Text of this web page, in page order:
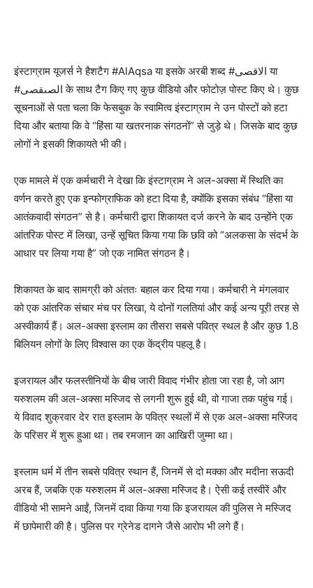
इंस्टाग्राम यूजर्स ने हैशटैग #AlAqsa या इसके अरबी शब्द #الاقصى या
#الصىقصى के साथ टैग किए गए कुछ वीडियो और फोटोज़ पोस्ट किए थे। कुछ
सूचनाओं से पता चला कि फेसबुक के स्वामित्व इंस्टाग्राम ने उन पोस्टों को हटा
दिया और बताया कि वे “हिंसा या खतरनाक संगठनों” से जुड़े थे। जिसके बाद कुछ
लोगों ने इसकी शिकायते भी की।
एक मामले में एक कर्मचारी ने देखा कि इंस्टाग्राम ने अल-अक्सा में स्थिति का
वर्णन करते हुए एक इन्फोग्राफिक को हटा दिया है, क्योंकि इसका संबंध “हिंसा या
आतंकवादी संगठन” से है। कर्मचारी द्वारा शिकायत दर्ज करने के बाद उन्होंने एक
आंतरिक पोस्ट में लिखा, उन्हें सूचित किया गया कि छवि को “अलकसा के संदर्भ के
आधार पर लिया गया है” जो एक नामित संगठन है।
शिकायत के बाद सामग्री को अंततः बहाल कर दिया गया। कर्मचारी ने मंगलवार
को एक आंतरिक संचार मंच पर लिखा, ये दोनों गलतियां और कई अन्य पूरी तरह से
अस्वीकार्य हैं। अल-अक्सा इस्लाम का तीसरा सबसे पवित्र स्थल है और कुछ 1.8
बिलियन लोगों के लिए विश्वास का एक केंद्रीय पहलू है।
इजरायल और फलस्तीनियों के बीच जारी विवाद गंभीर होता जा रहा है, जो आग
यरुशलम की अल-अक्सा मस्जिद से लगनी शुरू हुई थी, वो गाजा तक पहुंच गई।
ये विवाद शुक्रवार देर रात इस्लाम के पवित्र स्थलों में से एक अल-अक्सा मस्जिद
के परिसर में शुरू हुआ था। तब रमजान का आखिरी जुम्मा था।
इस्लाम धर्म में तीन सबसे पवित्र स्थान हैं, जिनमें से दो मक्का और मदीना सऊदी
अरब हैं, जबकि एक यरुशलम में अल-अक्सा मस्जिद है। ऐसी कई तस्वीरें और
वीडियो भी सामने आईं, जिनमें दावा किया गया कि इजरायल की पुलिस ने मस्जिद
में छापेमारी की है। पुलिस पर ग्रेनेड दागने जैसे आरोप भी लगे हैं।